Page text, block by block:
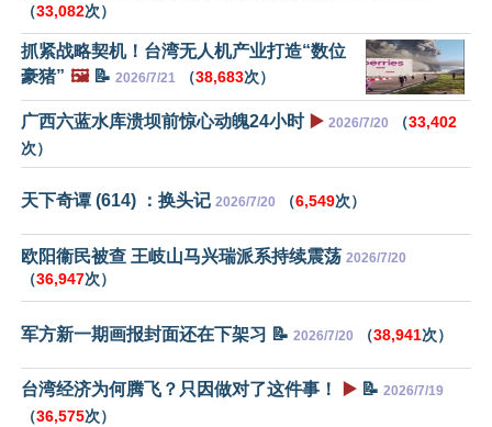
（33,082次）
抓紧战略契机！台湾无人机产业打造“数位
豪猪” 🖼️📝 2026/7/21 （38,683次）
广西六蓝水库溃坝前惊心动魄24小时 ▶️ 2026/7/20 （33,402
次）
天下奇谭 (614) ：换头记 2026/7/20 （6,549次）
欧阳衞民被查 王岐山马兴瑞派系持续震荡 2026/7/20
（36,947次）
军方新一期画报封面还在下架习 📝 2026/7/20 （38,941次）
台湾经济为何腾飞？只因做对了这件事！ ▶️ 📝 2026/7/19
（36,575次）